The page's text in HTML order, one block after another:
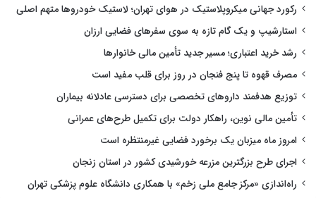
رکورد جهانی میکروپلاستیک در هوای تهران؛ لاستیک خودروها متهم اصلی
استارشیپ و یک گام تازه به سوی سفرهای فضایی ارزان
رشد خرید اعتباری؛ مسیر جدید تأمین مالی خانوارها
مصرف قهوه تا پنج فنجان در روز برای قلب مفید است
توزیع هدفمند داروهای تخصصی برای دسترسی عادلانه بیماران
تأمین مالی نوین، راهکار دولت برای تکمیل طرح‌های عمرانی
امروز ماه میزبان یک برخورد فضایی غیرمنتظره است
اجرای طرح بزرگترین مزرعه خورشیدی کشور در استان زنجان
راه‌اندازی «مرکز جامع ملی زخم» با همکاری دانشگاه علوم پزشکی تهران